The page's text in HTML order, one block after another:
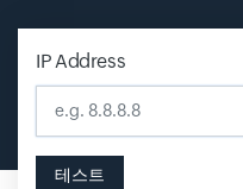
IP Address
Input field
테스트